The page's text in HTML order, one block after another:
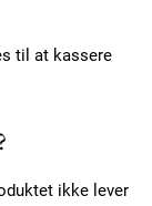
til at kassere
ikke lever